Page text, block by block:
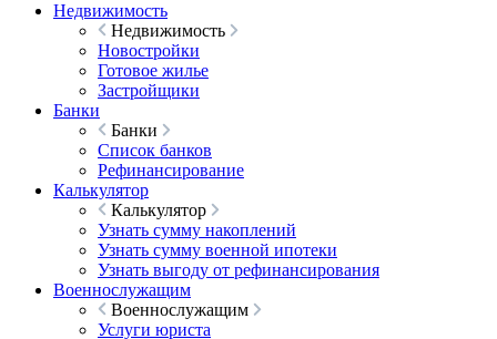
Недвижимость
Недвижимость
Новостройки
Готовое жилье
Застройщики
Банки
Банки
Список банков
Рефинансирование
Калькулятор
Калькулятор
Узнать сумму накоплений
Узнать сумму военной ипотеки
Узнать выгоду от рефинансирования
Военнослужащим
Военнослужащим
Услуги юриста